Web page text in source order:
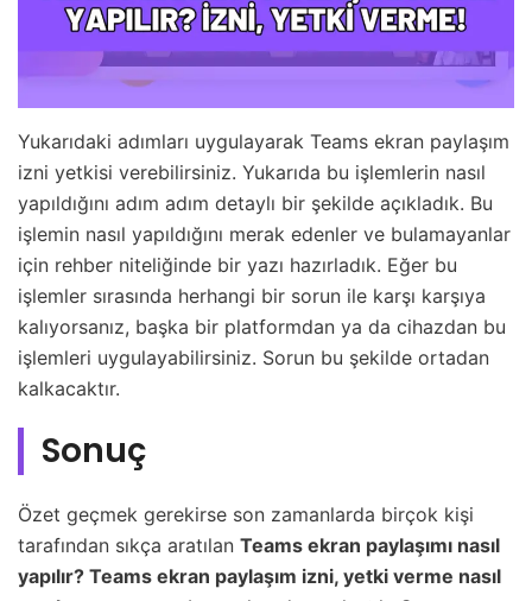
Yukarıdaki adımları uygulayarak Teams ekran paylaşım
izni yetkisi verebilirsiniz. Yukarıda bu işlemlerin nasıl
yapıldığını adım adım detaylı bir şekilde açıkladık. Bu
işlemin nasıl yapıldığını merak edenler ve bulamayanlar
için rehber niteliğinde bir yazı hazırladık. Eğer bu
işlemler sırasında herhangi bir sorun ile karşı karşıya
kalıyorsanız, başka bir platformdan ya da cihazdan bu
işlemleri uygulayabilirsiniz. Sorun bu şekilde ortadan
kalkacaktır.
Sonuç
Özet geçmek gerekirse son zamanlarda birçok kişi
tarafından sıkça aratılan Teams ekran paylaşımı nasıl
yapılır? Teams ekran paylaşım izni, yetki verme nasıl